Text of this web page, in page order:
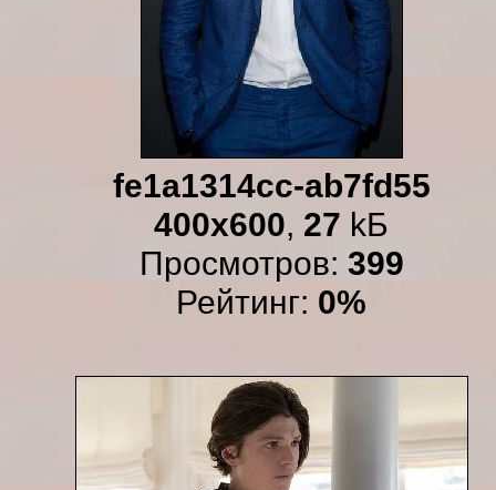
fe1a1314cc-ab7fd55
400x600, 27 kБ
Просмотров: 399
Рейтинг: 0%